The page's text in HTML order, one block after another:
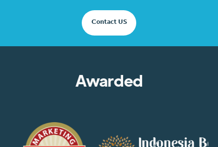
Contact US
Awarded